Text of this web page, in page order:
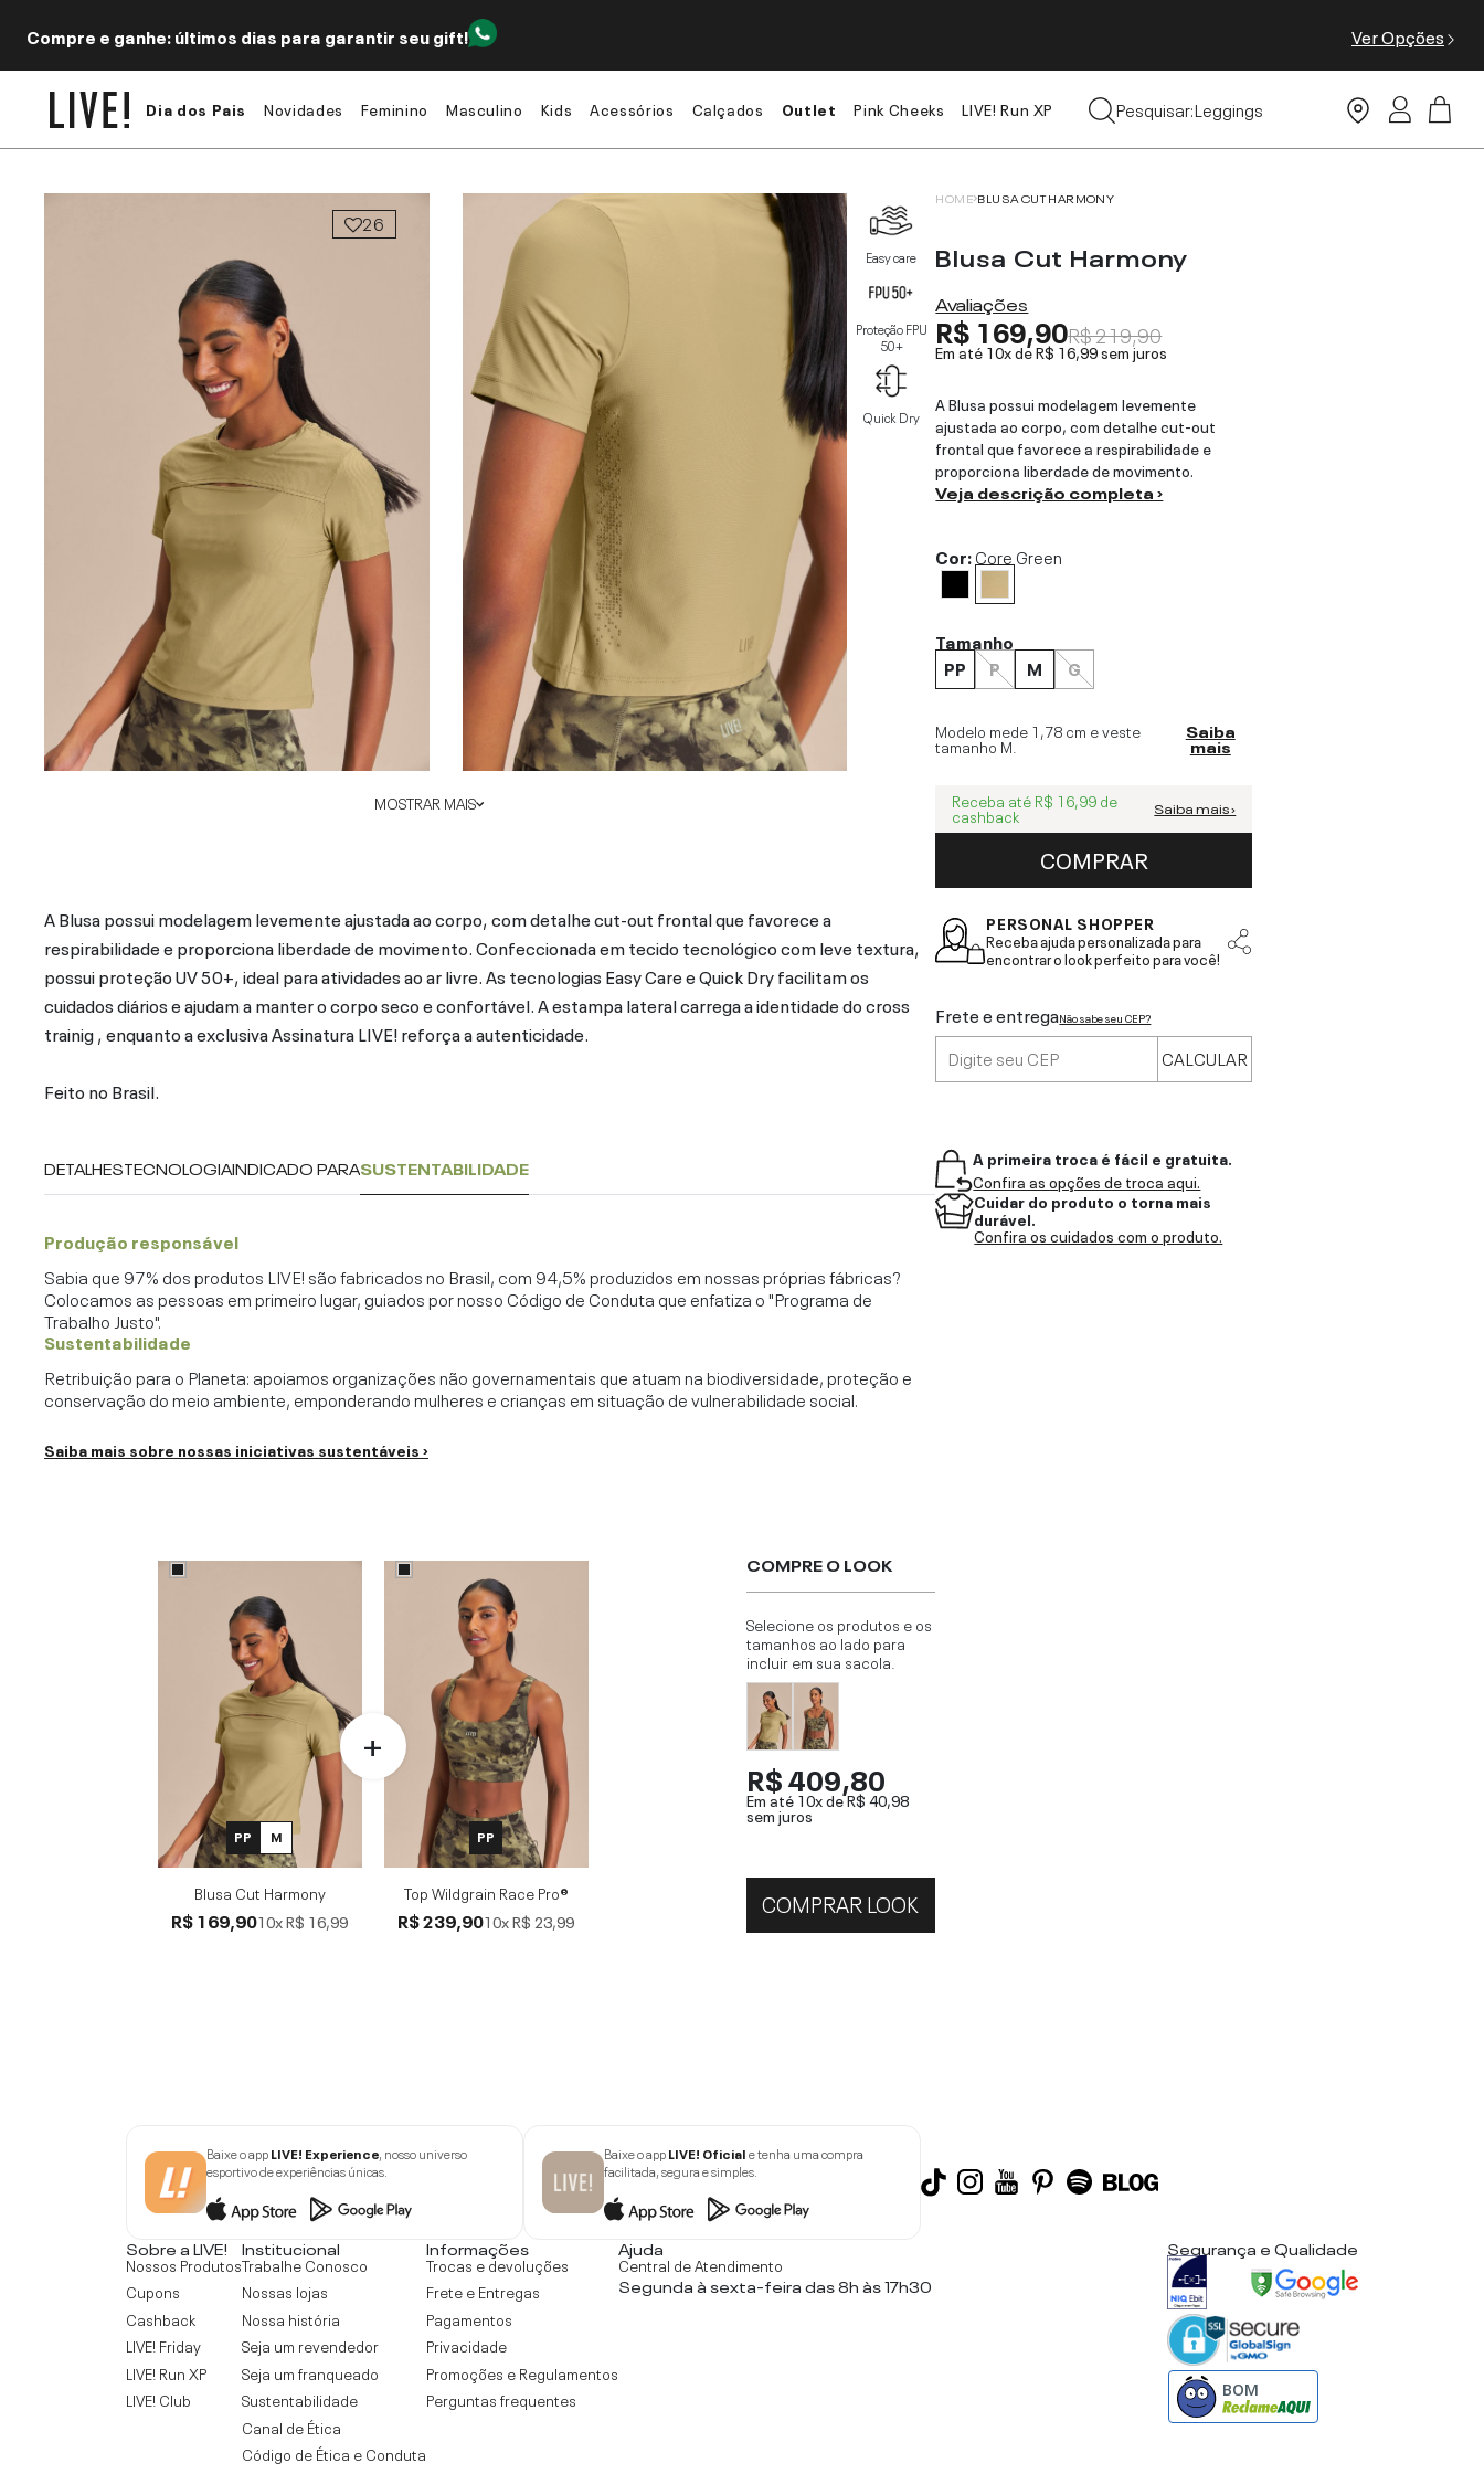
Compre e ganhe: últimos dias para garantir seu gift! Ver Opções
Dia dos Pais Novidades Feminino Masculino Kids Acessórios Calçados Outlet Pink Cheeks LIVE! Run XP
Pesquisar:
Tops
Leggings
26
MOSTRAR MAIS
Easy care
Proteção FPU
50+
Quick Dry
A Blusa possui modelagem levemente ajustada ao corpo, com detalhe cut-out frontal que favorece a
respirabilidade e proporciona liberdade de movimento. Confeccionada em tecido tecnológico com leve textura,
possui proteção UV 50+, ideal para atividades ao ar livre. As tecnologias Easy Care e Quick Dry facilitam os
cuidados diários e ajudam a manter o corpo seco e confortável. A estampa lateral carrega a identidade do cross
trainig , enquanto a exclusiva Assinatura LIVE! reforça a autenticidade.
Feito no Brasil.
DETALHESTECNOLOGIAINDICADO PARASUSTENTABILIDADE
Produção responsável
Sabia que 97% dos produtos LIVE! são fabricados no Brasil, com 94,5% produzidos em nossas próprias fábricas?
Colocamos as pessoas em primeiro lugar, guiados por nosso Código de Conduta que enfatiza o "Programa de
Trabalho Justo".
Sustentabilidade
Retribuição para o Planeta: apoiamos organizações não governamentais que atuam na biodiversidade, proteção e
conservação do meio ambiente, emponderando mulheres e crianças em situação de vulnerabilidade social.
Saiba mais sobre nossas iniciativas sustentáveis ›
PP M
Blusa Cut Harmony
R$ 169,9010xR$ 16,99
PP
Top Wildgrain Race Pro®
R$ 239,9010xR$ 23,99
COMPRE O LOOK
Selecione os produtos e os
tamanhos ao lado para
incluir em sua sacola.
R$ 409,80
Em até 10x deR$ 40,98
sem juros
COMPRAR LOOK
HOME BLUSA CUT HARMONY
Blusa Cut Harmony
Avaliações
R$ 169,90R$ 219,90
Em até 10x deR$ 16,99sem juros
A Blusa possui modelagem levemente
ajustada ao corpo, com detalhe cut-out
frontal que favorece a respirabilidade e
proporciona liberdade de movimento.
Veja descrição completa ›
Cor:Core Green
Tamanho
PP
P M G
Modelo mede 1,78 cm e veste
tamanho M
Saiba
mais
Receba até R$ 16,99 de
cashback Saiba mais ›
COMPRAR
PERSONAL SHOPPER
Receba ajuda personalizada para
encontrar o look perfeito para você!
Frete e entregaNão sabe seu CEP?
CALCULAR
A primeira troca é fácil e gratuita.
Confira as opções de troca aqui.
Cuidar do produto o torna mais
durável.
Confira os cuidados com o produto.
Baixe o appLIVE! Experience, nosso universo
esportivo de experiências únicas.
Baixe o appLIVE! Oficiale tenha uma compra
facilitada, segura e simples.
Sobre a LIVE!
Nossos Produtos
Cupons
Cashback
LIVE! Friday
LIVE! Run XP
LIVE! Club
Institucional
Trabalhe Conosco
Nossas lojas
Nossa história
Seja um revendedor
Seja um franqueado
Sustentabilidade
Canal de Ética
Código de Ética e Conduta
Informações
Trocas e devoluções
Frete e Entregas
Pagamentos
Privacidade
Promoções e Regulamentos
Perguntas frequentes
Ajuda
Central de Atendimento
Segunda à sexta-feira das 8h às 17h30
Segurança e Qualidade
BOM